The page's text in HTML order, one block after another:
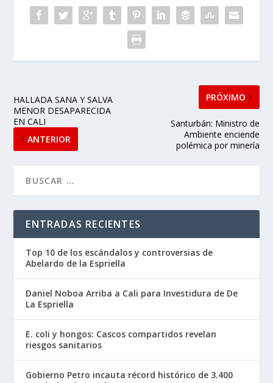
HALLADA SANA Y SALVA
MENOR DESAPARECIDA
EN CALI
ANTERIOR
PRÓXIMO
Santurbán: Ministro de
Ambiente enciende
polémica por minería
ENTRADAS RECIENTES
Top 10 de los escándalos y controversias de
Abelardo de la Espriella
Daniel Noboa Arriba a Cali para Investidura de De
La Espriella
E. coli y hongos: Cascos compartidos revelan
riesgos sanitarios
Gobierno Petro incauta récord histórico de 3.400